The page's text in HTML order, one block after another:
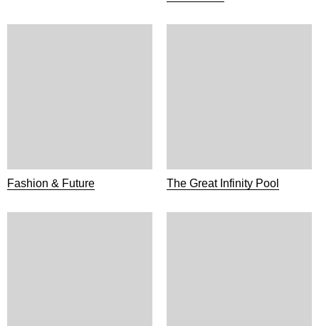
Fashion & Future The Great Infinity Pool